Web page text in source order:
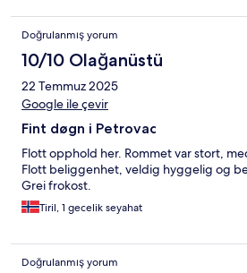
das Danica alles in einem trotzdem
wieder kommen. :-)
beginning of a scenic hiking path.
Doğrulanmış yorum
10/10 Olağanüstü
22 Temmuz 2025
Google ile çevir
Fint døgn i Petrovac
Flott opphold her. Rommet var stort,
Flott beliggenhet, veldig hyggelig og
Grei frokost.
Tiril, 1 gecelik seyahat
Doğrulanmış yorum